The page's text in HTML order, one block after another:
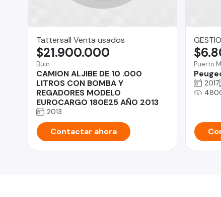
Tattersall Venta usados
Buin
CAMION ALJIBE DE 10 .000
LITROS CON BOMBA Y
REGADORES MODELO
EUROCARGO 180E25 AÑO 2013
$21.900.000
2013
Contactar ahora
Puerto
2017